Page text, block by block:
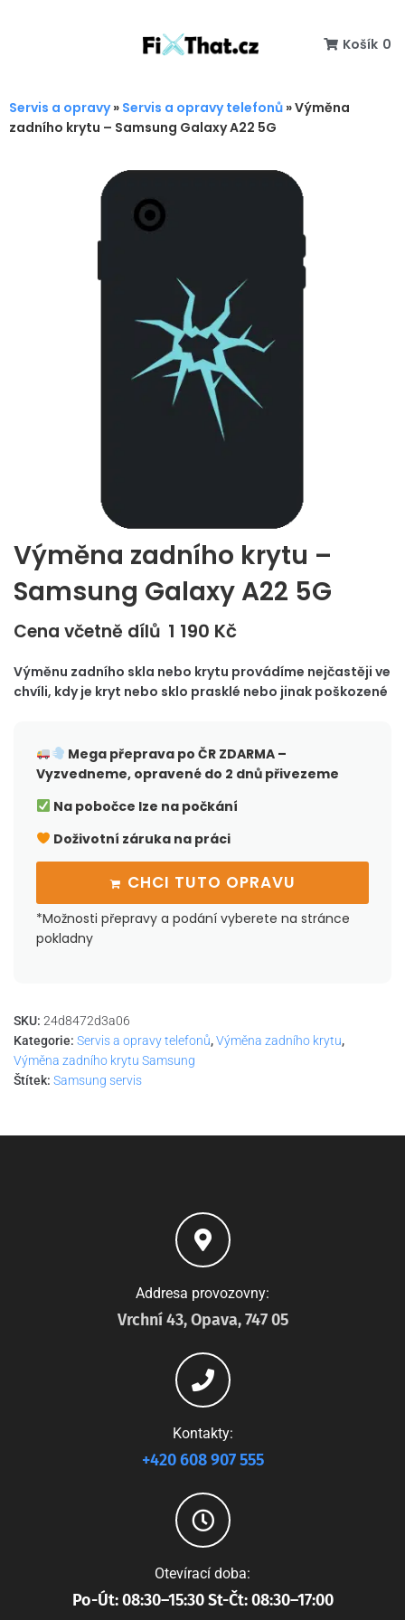
Košík 0
Servis a opravy» Servis a opravy telefonů »Výměna
zadního krytu – Samsung Galaxy A22 5G
Výměna zadního krytu –
Samsung Galaxy A22 5G
Cena včetně dílů 1 190 Kč
Výměnu zadního skla nebo krytu provádíme nejčastěji ve
chvíli, kdy je kryt nebo sklo prasklé nebo jinak poškozené
Mega přeprava po ČRZDARMA –
Vyzvedneme, opravené do 2 dnů přivezeme
Na pobočce lze na počkání
Doživotní záruka na práci
CHCI TUTO OPRAVU
*Možnosti přepravy a podání vyberete na stránce
pokladny
SKU: 24d8472d3a06
Kategorie: Servis a opravy telefonů,Výměna zadního krytu,
Výměna zadního krytu Samsung
Štítek: Samsung servis
Addresa provozovny:
Vrchní 43, Opava, 747 05
Kontakty:
+420 608 907 555
Otevírací doba:
Po-Út: 08:30–15:30 St-Čt: 08:30–17:00